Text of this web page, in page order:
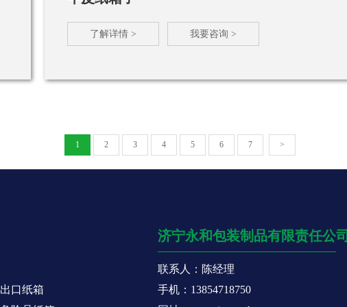
了解详情 > 我要咨询 >
1 2 3 4 5 6 7 >
出口纸箱
济宁永和包装制品有限责任公司
联系人：陈经理
手机：13854718750